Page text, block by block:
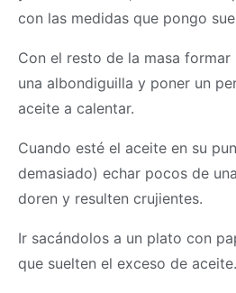
con las medidas que pongo
Con el resto de la masa formar
una albondiguilla y poner un
aceite a calentar.
Cuando esté el aceite en su
demasiado) echar pocos de
doren y resulten crujientes.
Ir sacándolos a un plato con
que suelten el exceso de aceite.